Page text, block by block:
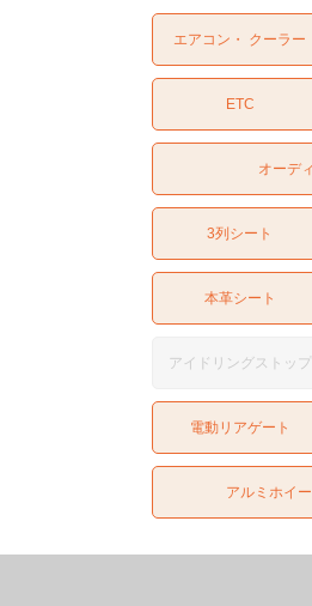
エアコン・ クーラー
ETC
オーデ
3列シート
本革シート
アイドリングストップ
電動リアゲート
アルミホイ